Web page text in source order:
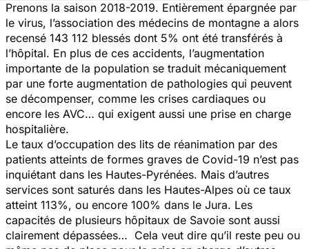
Prenons la saison 2018-2019. Entièrement épargnée par
le virus, l’association des médecins de montagne a alors
recensé 143 112 blessés dont 5% ont été transférés à
l’hôpital. En plus de ces accidents, l’augmentation
importante de la population se traduit mécaniquement
par une forte augmentation de pathologies qui peuvent
se décompenser, comme les crises cardiaques ou
encore les AVC… qui exigent aussi une prise en charge
hospitalière.
Le taux d’occupation des lits de réanimation par des
patients atteints de formes graves de Covid-19 n’est pas
inquiétant dans les Hautes-Pyrénées. Mais d’autres
services sont saturés dans les Hautes-Alpes où ce taux
atteint 113%, ou encore 100% dans le Jura. Les
capacités de plusieurs hôpitaux de Savoie sont aussi
clairement dépassées… Cela veut dire qu’il reste peu ou